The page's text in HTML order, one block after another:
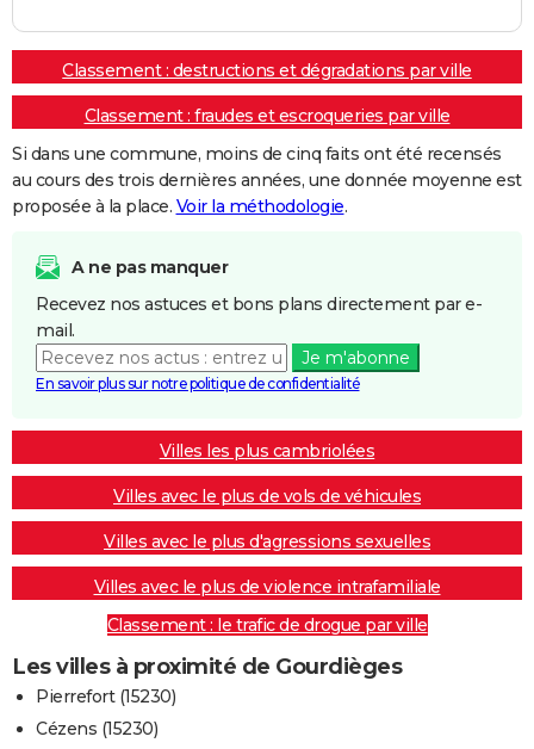
Classement : destructions et dégradations par ville
Classement : fraudes et escroqueries par ville
Si dans une commune, moins de cinq faits ont été recensés
au cours des trois dernières années, une donnée moyenne est
proposée à la place. Voir la méthodologie.
A ne pas manquer
Recevez nos astuces et bons plans directement par e-
mail.
Je m'abonne
En savoir plus sur notre politique de confidentialité
Villes les plus cambriolées
Villes avec le plus de vols de véhicules
Villes avec le plus d'agressions sexuelles
Villes avec le plus de violence intrafamiliale
Classement : le trafic de drogue par ville
Les villes à proximité de Gourdièges
Pierrefort (15230)
Cézens (15230)